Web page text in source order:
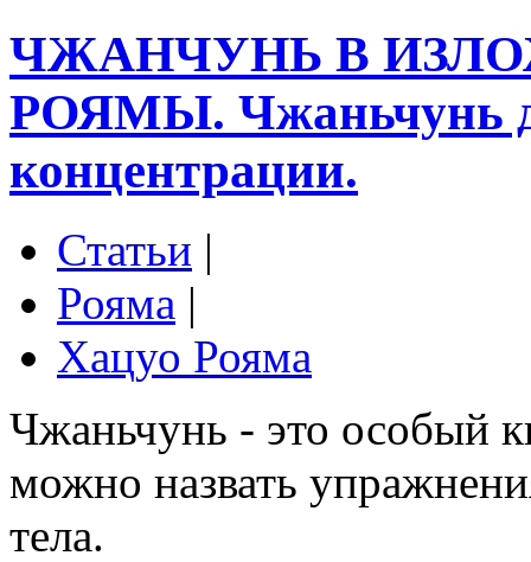
ЧЖАНЧУНЬ В
РОЯМЫ. Чжаньчунь
концентрации.
Статьи |
Рояма |
Хацуо Рояма
Чжаньчунь - это особый
можно назвать
тела.